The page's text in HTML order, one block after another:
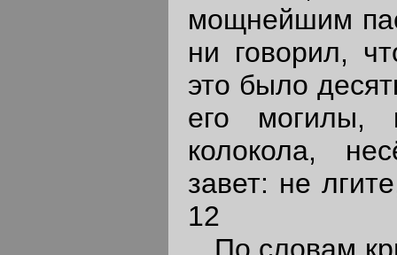
мощнейшим
ни говорил,
это было
его могилы,
колокола,
завет: не
12